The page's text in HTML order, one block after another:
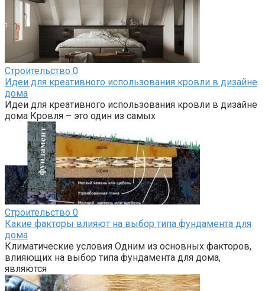
Строительство 0
Идеи для креативного использования кровли в дизайне
дома
Идеи для креативного использования кровли в дизайне
дома Кровля – это один из самых
Строительство 0
Какие факторы влияют на выбор типа фундамента для
дома
Климатические условия Одним из основных факторов,
влияющих на выбор типа фундамента для дома,
являются